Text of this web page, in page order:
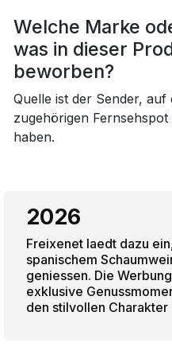
Welche Marke
was in dieser
beworben?
Quelle ist der Sender, auf
zugehörigen
haben.
2026
Freixenet laedt dazu
spanischem
geniessen. Die
exklusive
den stilvollen Charakter